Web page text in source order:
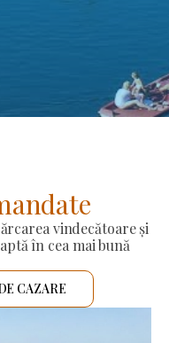
vindecătoare și
în cea mai bună
CAZARE